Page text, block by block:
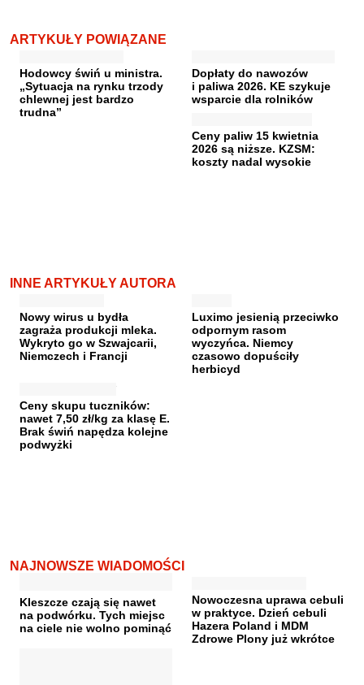
ARTYKUŁY POWIĄZANE
Hodowcy świń u ministra.
„Sytuacja na rynku trzody
chlewnej jest bardzo
trudna”
Dopłaty do nawozów
i paliwa 2026. KE szykuje
wsparcie dla rolników
Ceny paliw 15 kwietnia
2026 są niższe. KZSM:
koszty nadal wysokie
INNE ARTYKUŁY AUTORA
Nowy wirus u bydła
zagraża produkcji mleka.
Wykryto go w Szwajcarii,
Niemczech i Francji
Luximo jesienią przeciwko
odpornym rasom
wyczyńca. Niemcy
czasowo dopuściły
herbicyd
Ceny skupu tuczników:
nawet 7,50 zł/kg za klasę E.
Brak świń napędza kolejne
podwyżki
NAJNOWSZE WIADOMOŚCI
Kleszcze czają się nawet
na podwórku. Tych miejsc
na ciele nie wolno pominąć
Nowoczesna uprawa cebuli
w praktyce. Dzień cebuli
Hazera Poland i MDM
Zdrowe Plony już wkrótce